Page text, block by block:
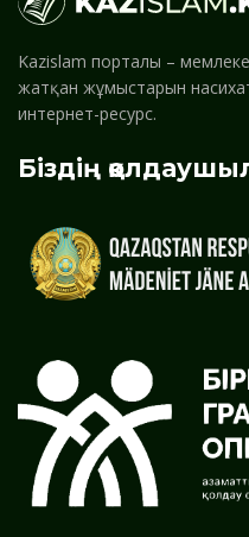
Kazislam порталы –
жатқан жұмыстарын
интернет-ресурс.
Біздің